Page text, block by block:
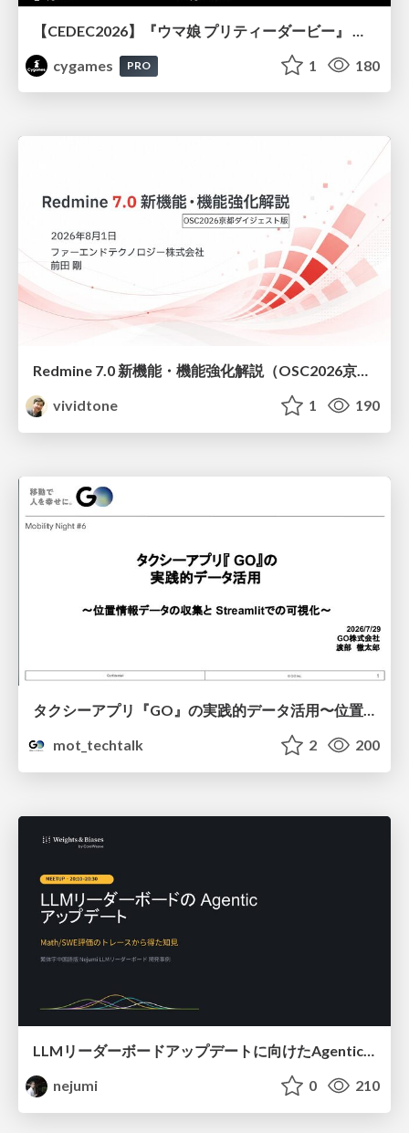
cygames
PRO 1 180
Redmine 7.0 新機能・機能強化解説（OSC2026京都ダイジェスト版）
vividtone
1 190
タクシーアプリ『GO』の実践的データ活用〜位置情報データの収集とStreamlitでの可視化〜
mot_techtalk
2 200
nejumi
0 210